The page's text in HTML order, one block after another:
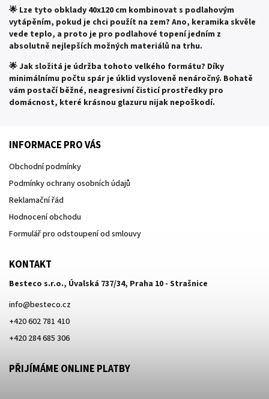
🌟 Lze tyto obklady 40x120 cm kombinovat s podlahovým
vytápěním, pokud je chci použít na zem? Ano, keramika skvěle
vede teplo, a proto je pro podlahové topení jedním z
absolutně nejlepších možných materiálů na trhu.
🌟 Jak složitá je údržba tohoto velkého formátu? Díky
minimálnímu počtu spár je úklid vysloveně nenáročný. Bohatě
vám postačí běžné, neagresivní čisticí prostředky pro
domácnost, které krásnou glazuru nijak nepoškodí.
INFORMACE PRO VÁS
Obchodní podmínky
Podmínky ochrany osobních údajů
Reklamační řád
Hodnocení obchodu
Formulář pro odstoupení od smlouvy
KONTAKT
Besteco s.r.o., Úvalská 737/34, Praha 10 - Strašnice
info@besteco.cz
+420 602 781 410
+420 284 685 306
PŘIJÍMÁME ONLINE PLATBY